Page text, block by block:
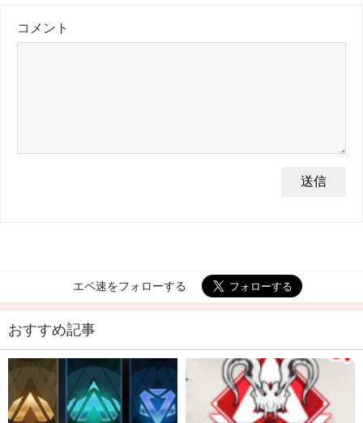
コメント
エペ速をフォローする
おすすめ記事